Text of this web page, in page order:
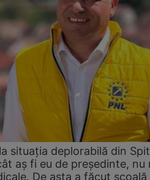
situația deplorabilă din
aș fi eu de președinte, nu
De asta a făcut școală